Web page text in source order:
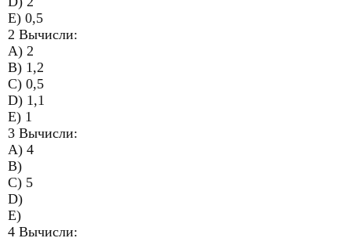
E) 0,5
2 Вычисли:
A) 2
B) 1,2
C) 0,5
D) 1,1
E) 1
3 Вычисли:
A) 4
B)
C) 5
D)
E)
4 Вычисли: